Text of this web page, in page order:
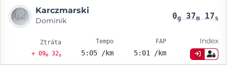
Karczmarski
Dominik 0g37m17s
Ztráta
+ 09m32s
Tempo
5:05 /km
FAP
5:01 /km
Index